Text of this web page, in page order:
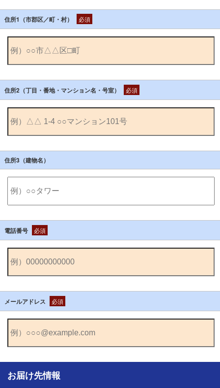
住所1（市郡区／町・村） 必須
住所2（丁目・番地・マンション名・号室） 必須
住所3（建物名）
電話番号 必須
メールアドレス 必須
お届け先情報